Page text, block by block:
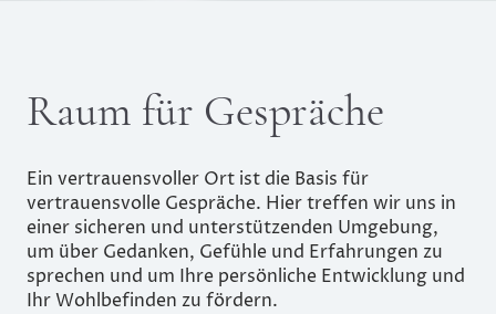
Raum für Gespräche
Ein vertrauensvoller Ort ist die Basis für
vertrauensvolle Gespräche. Hier treffen wir uns in
einer sicheren und unterstützenden Umgebung,
um über Gedanken, Gefühle und Erfahrungen zu
sprechen und um Ihre persönliche Entwicklung und
Ihr Wohlbefinden zu fördern.